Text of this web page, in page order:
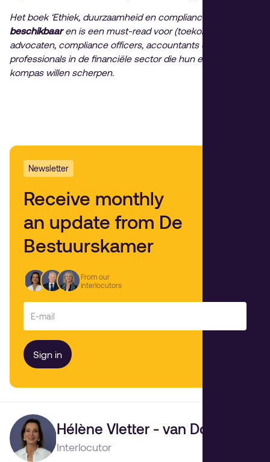
Het boek ‘Ethiek, duurzaamheid en compliance’ is
beschikbaaren is een must-read voor (toekomstige)
advocaten, compliance officers, accountants en
professionals in de financiële sector die hun ethisch
kompas willen scherpen.
Newsletter
Receive monthly
an update from De
Bestuurskamer
From our
interlocutors
Hélène Vletter - van Dort
Interlocutor